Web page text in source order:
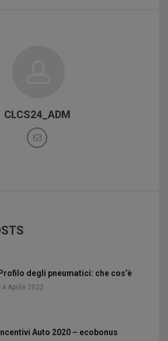
CLCS24_ADM
Profilo degli pneumatici: che cos’è
Aprile 2022
Incentivi Auto 2020 – ecobonus